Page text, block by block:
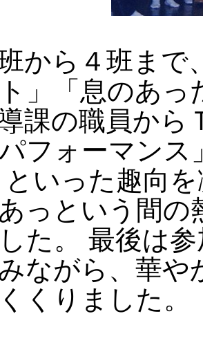
から４班まで
」「息のあ
導課の職員か
フォーマン
といった趣向
っという間
た。 最後は
ながら、華や
くりました。